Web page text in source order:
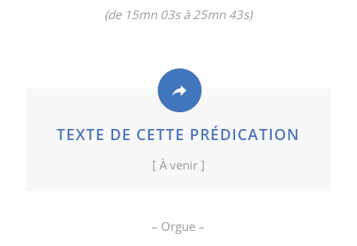
(de 15mn 03s à 25mn 43s)
TEXTE DE CETTE PRÉDICATION
[ À venir ]
– Orgue –